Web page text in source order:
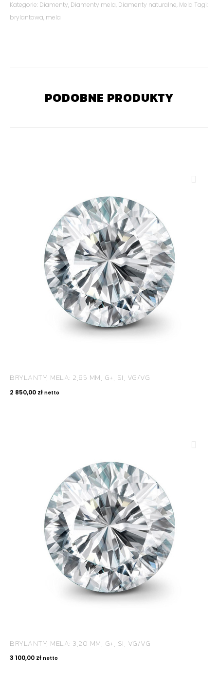
Kategorie: Diamenty, Diamenty mela, Diamenty naturalne, Mela Tagi:
brylantowa, mela
PODOBNE PRODUKTY
BRYLANTY, MELA: 2,85 MM, G+, SI, VG/VG
2 850,00 zł netto
BRYLANTY, MELA: 3,20 MM, G+, SI, VG/VG
3 100,00 zł netto